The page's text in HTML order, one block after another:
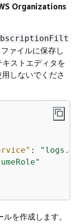
Organizations
ァイルに保存し
ストエディタを
しないでくださ
:
を作成します。